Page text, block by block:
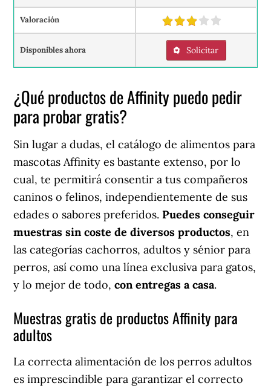
Valoración
Disponibles ahora Solicitar
¿Qué productos de Affinity puedo pedir
para probar gratis?
Sin lugar a dudas, el catálogo de alimentos para
mascotas Affinity es bastante extenso, por lo
cual, te permitirá consentir a tus compañeros
caninos o felinos, independientemente de sus
edades o sabores preferidos.Puedes conseguir
muestras sin coste de diversos productos, en
las categorías cachorros, adultos y sénior para
perros, así como una línea exclusiva para gatos,
y lo mejor de todo,con entregas a casa.
Muestras gratis de productos Affinity para
adultos
La correcta alimentación de los perros adultos
es imprescindible para garantizar el correcto